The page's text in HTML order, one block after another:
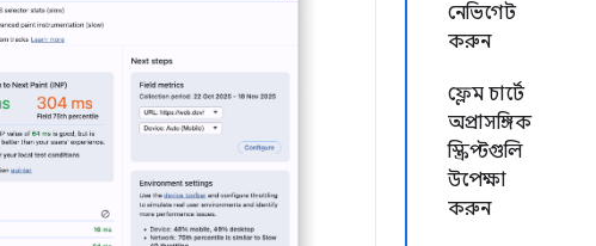
নেভিগেট
করুন
ফ্লেম চার্টে
অপ্রাসঙ্গিক
স্ক্রিপ্টগুলি
উপেক্ষা
করুন